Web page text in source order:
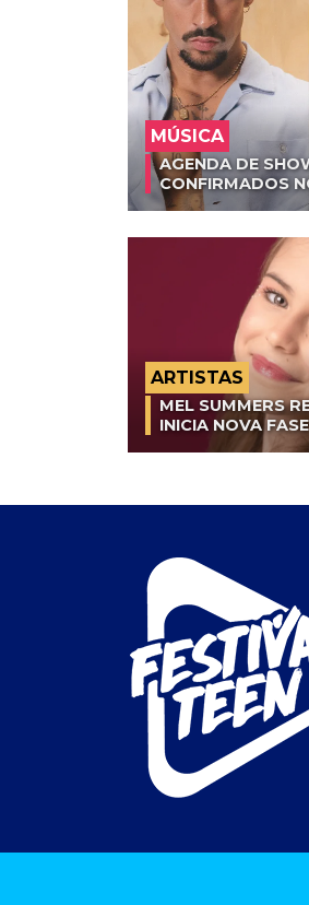
MÚSICA
AGENDA DE
CONFIRMADOS
ARTISTAS
MEL SUMMERS
INICIA NOVA